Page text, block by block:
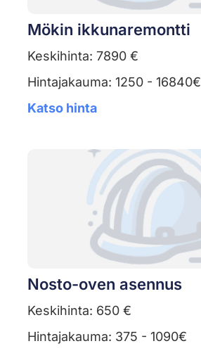
Mökin ikkunaremontti
Keskihinta: 7890 €
Hintajakauma: 1250 - 16840€
Katso hinta
Nosto-oven asennus
Keskihinta: 650 €
Hintajakauma: 375 - 1090€